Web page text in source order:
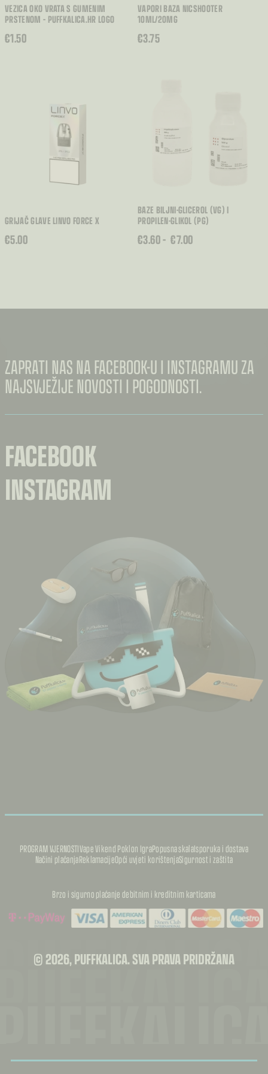
VEZICA OKO VRATA S GUMENIM
PRSTENOM – PUFFKALICA.HR LOGO
€1.50
VAPORI BAZA NICSHOOTER
10ML/20MG
€3.75
GRIJAČ GLAVE LINVO FORCE X
€5.00
BAZE BILJNI-GLICEROL (VG) I
PROPILEN-GLIKOL (PG)
€3.60– €7.00
RASPON
€7.00
ZAPRATI NAS NA FACEBOOK-U I INSTAGRAMU ZA
NAJSVJEŽIJE NOVOSTI I POGODNOSTI.
FACEBOOK
INSTAGRAM
PROGRAM VJERNOSTIVape Vikend Poklon IgraPopusna skalaIsporuka i dostava
Načini plaćanjaReklamacijeOpći uvjeti korištenjaSigurnost i zaštita
Brzo i sigurno plaćanje debitnim i kreditnim karticama
© 2026, PUFFKALICA. SVA PRAVA PRIDRŽANA